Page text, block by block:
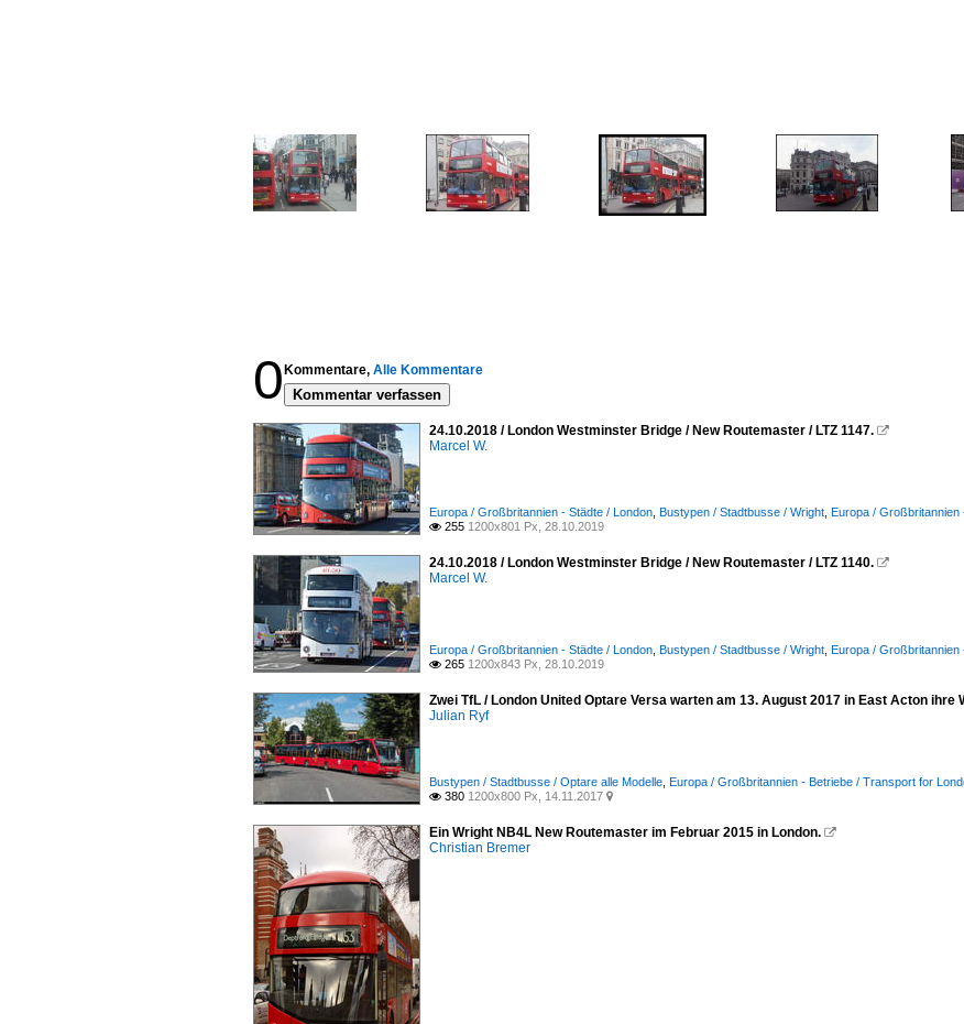
0 Kommentare, Alle Kommentare
Kommentar verfassen
24.10.2018 / London Westminster Bridge / New Routemaster / LTZ 1147. 
Marcel W.
Europa / Großbritannien - Städte / London Bustypen / Stadtbusse / Wright Europa / Großbritannien
 255 1200x801 Px, 28.10.2019
24.10.2018 / London Westminster Bridge / New Routemaster / LTZ 1140. 
Marcel W.
Europa / Großbritannien - Städte / London Bustypen / Stadtbusse / Wright Europa / Großbritannien
 265 1200x843 Px, 28.10.2019
Zwei TfL / London United Optare Versa warten am 13. August 2017 in East Acton ihre
Julian Ryf
Bustypen / Stadtbusse / Optare alle Modelle Europa / Großbritannien - Betriebe / Transport for
 380 1200x800 Px, 14.11.2017 
Ein Wright NB4L New Routemaster im Februar 2015 in London. 
Christian Bremer